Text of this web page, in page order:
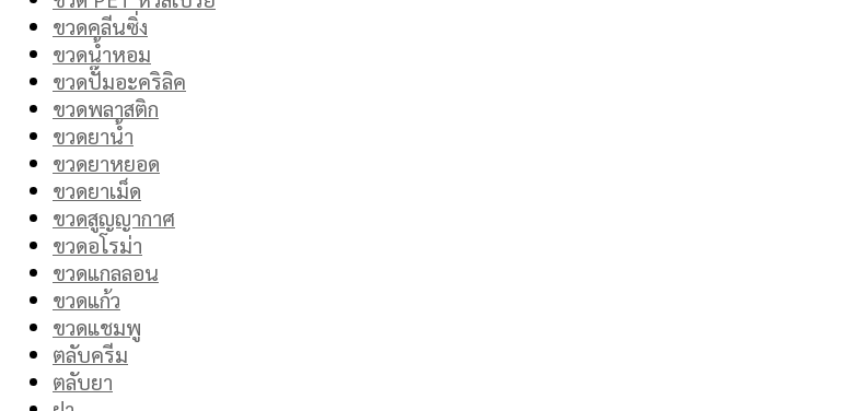
ขวดคลีนซิ่ง
ขวดน้ำหอม
ขวดปั๊มอะคริลิค
ขวดพลาสติก
ขวดยาน้ำ
ขวดยาหยอด
ขวดยาเม็ด
ขวดสูญญากาศ
ขวดอโรม่า
ขวดแกลลอน
ขวดแก้ว
ขวดแชมพู
ตลับครีม
ตลับยา